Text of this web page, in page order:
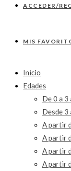
ACCEDER/
MIS
Inicio
Edades
De 0 a 3
Desde 3
A partir
A partir
A partir
A partir